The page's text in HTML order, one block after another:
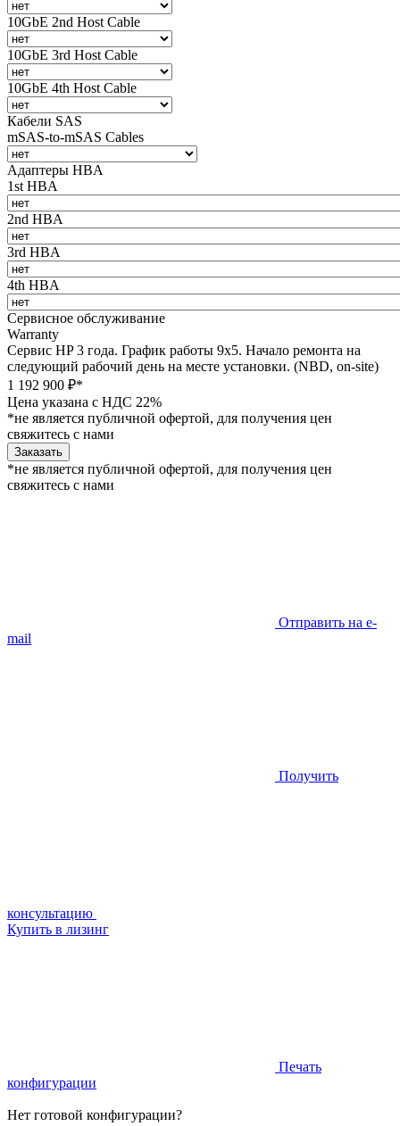
10GbE 2nd Host Cable
10GbE 3rd Host Cable
10GbE 4th Host Cable
Кабели SAS
mSAS-to-mSAS Cables
Адаптеры HBA
1st HBA
2nd HBA
3rd HBA
4th HBA
Сервисное обслуживание
Warranty
Сервис HP 3 года. График работы 9х5. Начало ремонта на
следующий рабочий день на месте установки. (NBD, on-site)
1 192 900 ₽*
Цена указана с НДС 22%
*не является публичной офертой, для получения цен
свяжитесь с нами
Заказать
*не является публичной офертой, для получения цен
свяжитесь с нами
Отправить на e-
mail
Получить
консультацию
Купить в лизинг
Печать
конфигурации
Нет готовой конфигурации?